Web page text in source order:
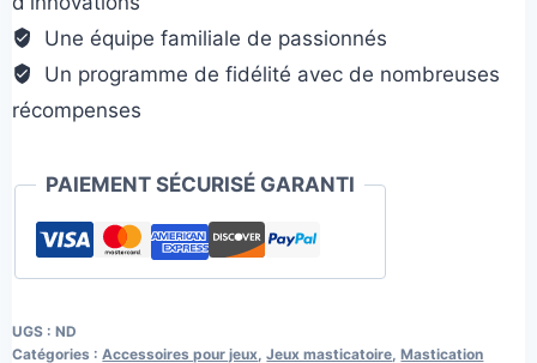
Une équipe familiale de passionnés
Un programme de fidélité avec de nombreuses
récompenses
PAIEMENT SÉCURISÉ GARANTI
UGS :ND
Catégories :Accessoires pour jeux ,Jeux masticatoire ,Mastication